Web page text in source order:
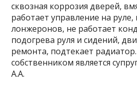
сквозная коррозия дверей,
работает управление на руле,
лонжеронов, не работает
подогрева руля и сидений,
ремонта, подтекает
собственником является
А.А.